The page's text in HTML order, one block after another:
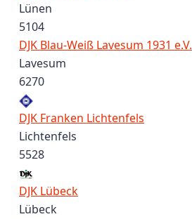
Lünen
5104
DJK Blau-Weiß Lavesum 1931 e.V.
Lavesum
6270
DJK Franken Lichtenfels
Lichtenfels
5528
DJK Lübeck
Lübeck